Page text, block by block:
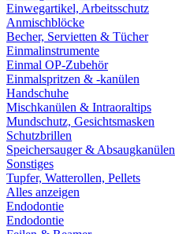
Einwegartikel, Arbeitsschutz
Anmischblöcke
Becher, Servietten & Tücher
Einmalinstrumente
Einmal OP-Zubehör
Einmalspritzen & -kanülen
Handschuhe
Mischkanülen & Intraoraltips
Mundschutz, Gesichtsmasken
Schutzbrillen
Speichersauger & Absaugkanülen
Sonstiges
Tupfer, Watterollen, Pellets
Alles anzeigen
Endodontie
Endodontie